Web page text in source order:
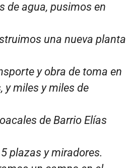
de agua, pusimos en
una nueva planta
y obra de toma en
y miles y miles de
de Barrio Elías
plazas y miradores.